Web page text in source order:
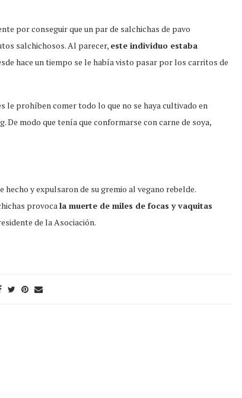
por conseguir que un par de salchichas de pavo
salchichosos. Al parecer, este individuo estaba
hace un tiempo se le había visto pasar por los carritos de
le prohíben comer todo lo que no se haya cultivado en
De modo que tenía que conformarse con carne de soya,
y expulsaron de su gremio al vegano rebelde.
provocala muerte de miles de focas y vaquitas
de la Asociación.